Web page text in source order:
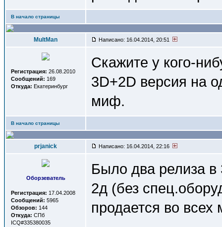
В начало страницы
MultMan Написано: 16.04.2014, 20:51
Регистрация: 26.08.2010
Сообщений: 169
Откуда: Екатеринбург
Скажите у кого-
3D+2D версия на
миф.
В начало страницы
prjanick Написано: 16.04.2014, 22:16
Оборзеватель
Регистрация: 17.04.2008
Сообщений: 5965
Обзоров: 144
Откуда: СПб
ICQ#335380035
Было два релиза
2д (без
продается во всех